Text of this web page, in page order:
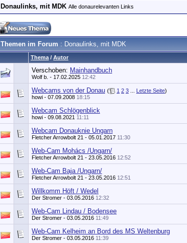
Donaulinks, mit MDK Alle donaurelevanten Links
Themen im Forum : Donaulinks, mit MDK
Thema / Autor
Verschoben: Mainhandbuch
Wolf b. - 17.02.2025 12:42
Webcams von der Donau ( 1 2 3 Letzte Seite)
howi - 07.09.2008 18:15
Webcam Schlögenblick
howi - 09.08.2021 11:11
Webcam Donauknie Ungarn
Fletcher Arrowbolt 21 - 05.01.2017 11:30
Web-Cam Mohács /Ungarn/
Fletcher Arrowbolt 21 - 23.05.2016 12:52
Web-Cam Baja /Ungarn/
Fletcher Arrowbolt 21 - 23.05.2016 12:51
Willkomm Höft / Wedel
Der Stromer - 03.05.2016 12:32
Web-Cam Lindau / Bodensee
Der Stromer - 03.05.2016 11:49
Web-Cam Kelheim an Bord des MS Weltenburg
Der Stromer - 03.05.2016 11:39